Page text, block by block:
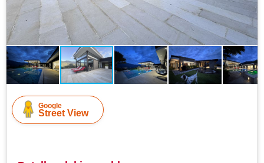
Google
Street View